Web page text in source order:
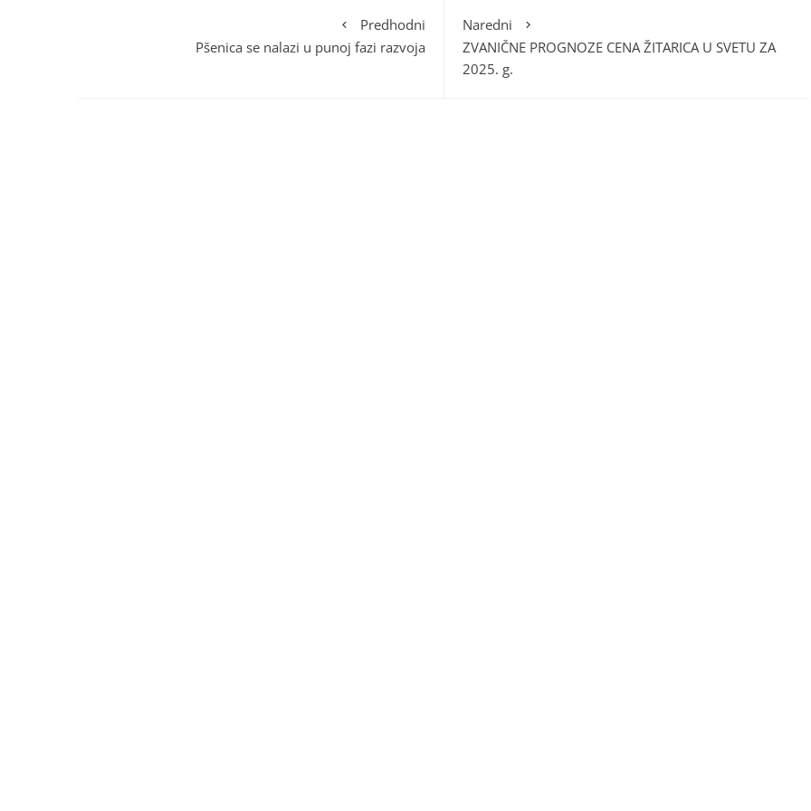
Predhodni
Pšenica se nalazi u punoj fazi razvoja
Naredni
ZVANIČNE PROGNOZE CENA ŽITARICA U SVETU ZA
2025. g.